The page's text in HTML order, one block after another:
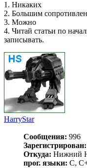
1. Никаких
2. Большим
3. Можно
4. Читай статьи по
записывать.
HarryStar
Сообщения: 996
Зарегистрирован:
Откуда: Нижний
прог. языки: С,